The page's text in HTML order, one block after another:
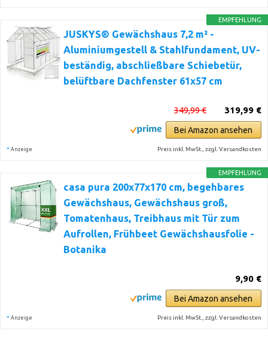
EMPFEHLUNG
JUSKYS® Gewächshaus 7,2 m² -
Aluminiumgestell & Stahlfundament, UV-
beständig, abschließbare Schiebetür,
belüftbare Dachfenster 61x57 cm
319,99 €
349,99 €
Bei Amazon ansehen
* Anzeige Preis inkl. MwSt., zzgl. Versandkosten
EMPFEHLUNG
casa pura 200x77x170 cm, begehbares
Gewächshaus, Gewächshaus groß,
Tomatenhaus, Treibhaus mit Tür zum
Aufrollen, Frühbeet Gewächshausfolie -
Botanika
9,90 €
Bei Amazon ansehen
* Anzeige Preis inkl. MwSt., zzgl. Versandkosten